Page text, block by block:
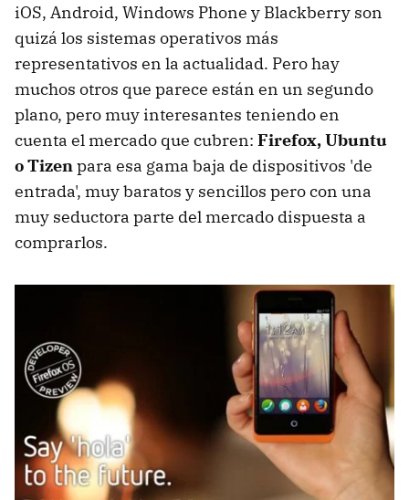
iOS, Android, Windows Phone y Blackberry son
quizá los sistemas operativos más
representativos en la actualidad. Pero hay
muchos otros que parece están en un segundo
plano, pero muy interesantes teniendo en
cuenta el mercado que cubren: Firefox, Ubuntu
o Tizen para esa gama baja de dispositivos 'de
entrada', muy baratos y sencillos pero con una
muy seductora parte del mercado dispuesta a
comprarlos.